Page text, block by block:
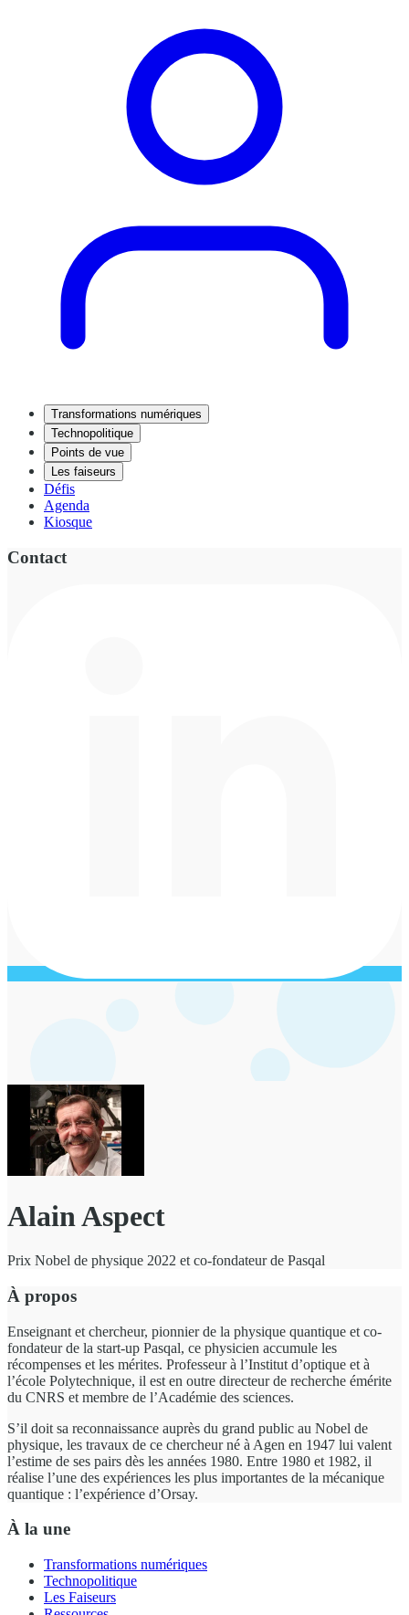
Transformations numériques
Technopolitique
Points de vue
Les faiseurs
Défis
Agenda
Kiosque
Contact
Alain Aspect
Prix Nobel de physique 2022 et co-fondateur de Pasqal
À propos
Enseignant et chercheur, pionnier de la physique quantique et co-
fondateur de la start-up Pasqal, ce physicien accumule les
récompenses et les mérites. Professeur à l’Institut d’optique et à
l’école Polytechnique, il est en outre directeur de recherche émérite
du CNRS et membre de l’Académie des sciences.
S’il doit sa reconnaissance auprès du grand public au Nobel de
physique, les travaux de ce chercheur né à Agen en 1947 lui valent
l’estime de ses pairs dès les années 1980. Entre 1980 et 1982, il
réalise l’une des expériences les plus importantes de la mécanique
quantique : l’expérience d’Orsay.
À la une
Transformations numériques
Technopolitique
Les Faiseurs